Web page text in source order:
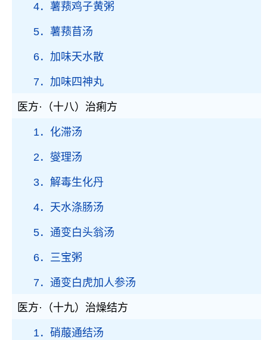
4．薯蓣鸡子黄粥
5．薯蓣苜汤
6．加味天水散
7．加味四神丸
医方·（十八）治痢方
1．化滞汤
2．燮理汤
3．解毒生化丹
4．天水涤肠汤
5．通变白头翁汤
6．三宝粥
7．通变白虎加人参汤
医方·（十九）治燥结方
1．硝菔通结汤